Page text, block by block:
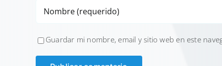
Guardar mi nombre, email y sitio web en este